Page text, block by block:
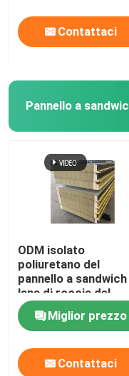
Contattaci
Pannello a
ODM isolato
poliuretano del
pannello a
lana di roccia del
gruppo di lavoro del
magazzinoMiglior prezzo
Contattaci